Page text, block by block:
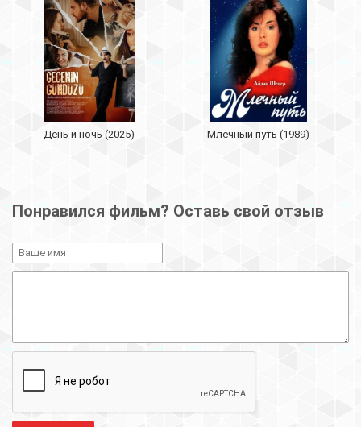
День и ночь (2025) Млечный путь (1989)
Понравился фильм? Оставь свой отзыв